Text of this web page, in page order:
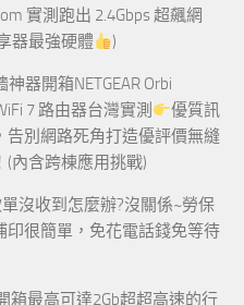
實測跑出 2.4Gbps 超飆網
器最強硬體
)
器開箱NETGEAR Orbi
7 路由器台灣實測
優質訊
告別網路死角打造優評價無縫
(內含跨棟應用挑戰)
沒收到怎麼辦?沒關係~勞保
印很簡單，免花電話錢免等待
箱最高可達2Gb超超高速的行